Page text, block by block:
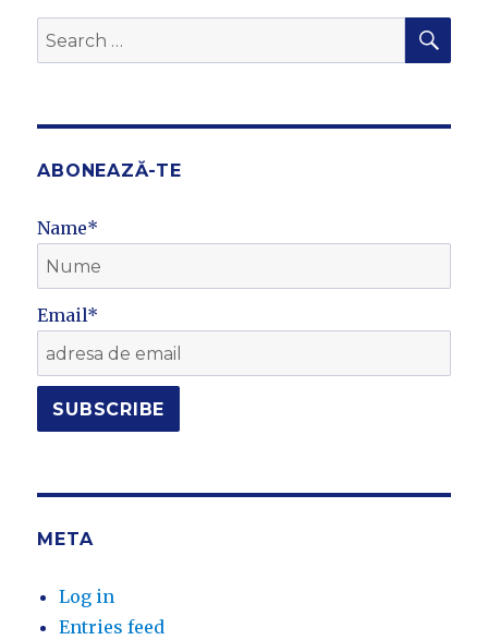
Search
for:
ABONEAZĂ-TE
Name*
Email*
META
Log in
Entries feed